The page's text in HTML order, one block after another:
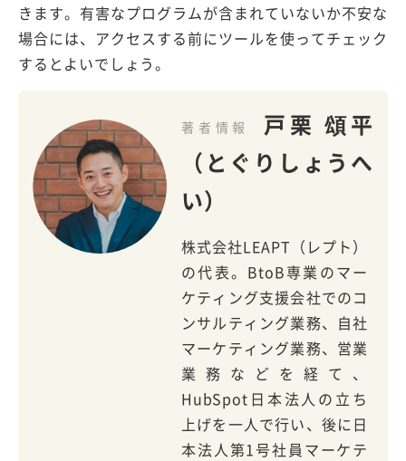
きます。有害なプログラムが含まれていないか不安な
場合には、アクセスする前にツールを使ってチェック
するとよいでしょう。
著者情報
戸栗 頌平
（とぐりしょうへ
い）
株式会社LEAPT（レプト）
の代表。BtoB専業のマー
ケティング支援会社でのコ
ンサルティング業務、自社
マーケティング業務、営業
業務などを経て、
HubSpot日本法人の立ち
上げを一人で行い、後に日
本法人第1号社員マーケテ